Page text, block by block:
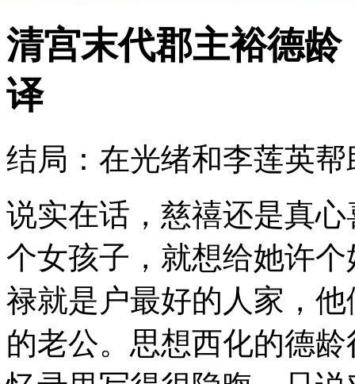
清宫末代郡主裕德
译
结局：在光绪和李莲英
说实在话，慈禧还是真
个女孩子，就想给她许
禄就是户最好的人家，
的老公。思想西化的德